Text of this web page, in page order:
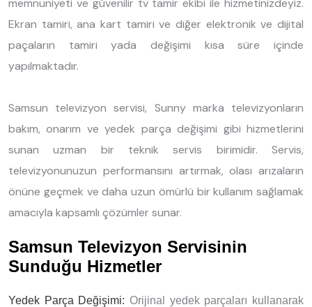
memnuniyeti ve güvenilir tv tamir ekibi ile hizmetinizdeyiz.
Ekran tamiri, ana kart tamiri ve diğer elektronik ve dijital
paçaların tamiri yada değişimi kısa süre içinde
yapılmaktadır.
Samsun televizyon servisi, Sunny marka televizyonların
bakım, onarım ve yedek parça değişimi gibi hizmetlerini
sunan uzman bir teknik servis birimidir. Servis,
televizyonunuzun performansını artırmak, olası arızaların
önüne geçmek ve daha uzun ömürlü bir kullanım sağlamak
amacıyla kapsamlı çözümler sunar.
Samsun Televizyon Servisinin
Sunduğu Hizmetler
Yedek Parça Değişimi: Orijinal yedek parçaları kullanarak